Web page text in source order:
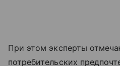
При этом эксперты
потребительских